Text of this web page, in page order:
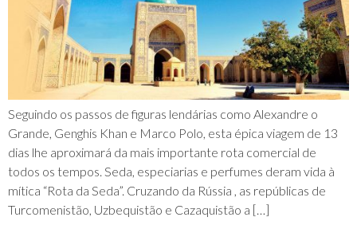
Seguindo os passos de figuras lendárias como Alexandre o
Grande, Genghis Khan e Marco Polo, esta épica viagem de 13
dias lhe aproximará da mais importante rota comercial de
todos os tempos. Seda, especiarias e perfumes deram vida à
mítica “Rota da Seda”. Cruzando da Rússia , as repúblicas de
Turcomenistão, Uzbequistão e Cazaquistão a […]